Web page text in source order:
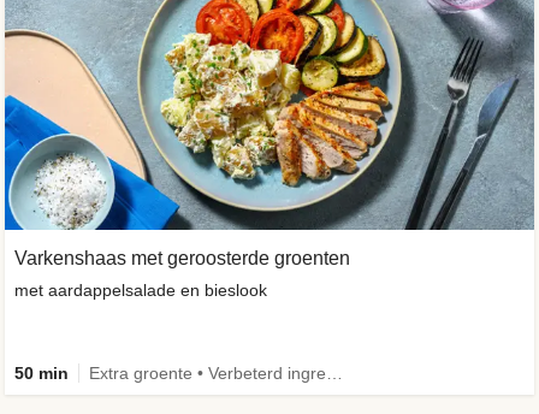
Varkenshaas met geroosterde groenten
met aardappelsalade en bieslook
50 min